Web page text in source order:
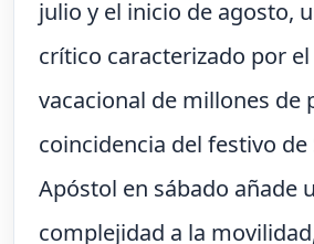
julio y el inicio de agosto,
crítico caracterizado por
vacacional de millones de
coincidencia del festivo de
Apóstol en sábado añade
complejidad a la